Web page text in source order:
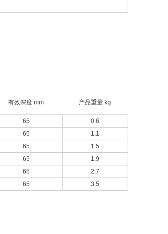
有效深度 mm
产品重量 kg
65
0.6
65
1.1
65
1.5
65
1.9
65
2.7
65 3.5